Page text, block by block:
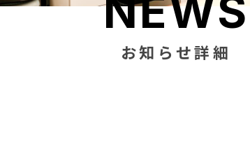
NEWS
お知らせ詳細